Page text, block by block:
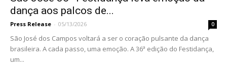
dança aos palcos de...
Press Release - 05/13/2026 0
São José dos Campos voltará a ser o coração pulsante da dança
brasileira. A cada passo, uma emoção. A 36ª edição do Festidança,
um...